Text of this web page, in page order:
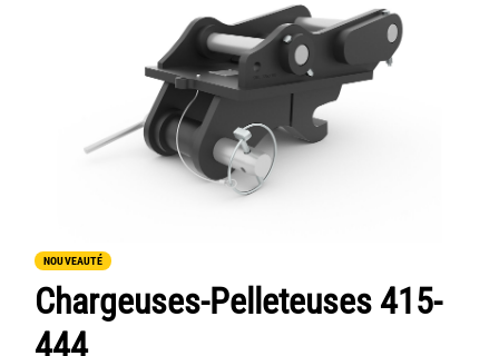
NOUVEAUTÉ
Chargeuses-Pelleteuses 415-
444